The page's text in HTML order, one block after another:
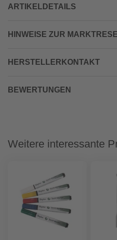
ARTIKELDETAILS
HINWEISE ZUR
HERSTELLERKONTAKT
BEWERTUNGEN
Weitere interessante